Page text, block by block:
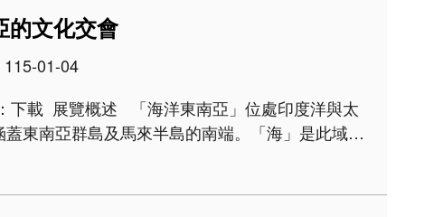
文化交會
01-04
印度洋與太
東南亞群島及馬來半島的南端。「海」是此域的